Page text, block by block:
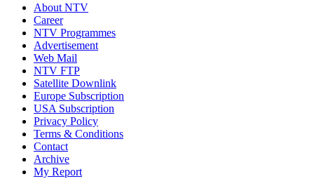
About NTV
Career
NTV Programmes
Advertisement
Web Mail
NTV FTP
Satellite Downlink
Europe Subscription
USA Subscription
Privacy Policy
Terms & Conditions
Contact
Archive
My Report